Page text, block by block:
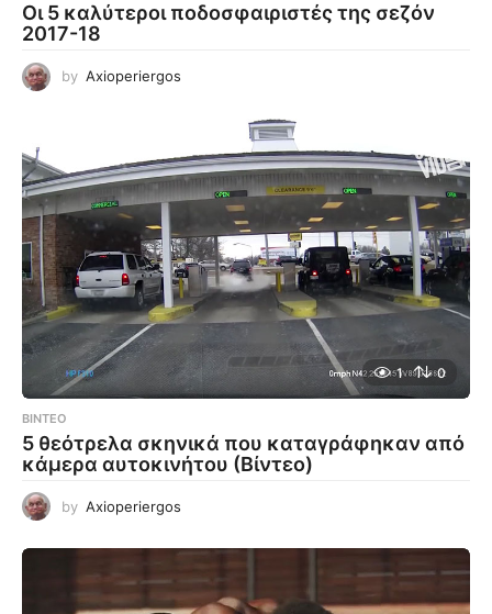
Οι 5 καλύτεροι ποδοσφαιριστές της σεζόν
2017-18
by Axioperiergos
1 0
ΒΊΝΤΕΟ
5 θεότρελα σκηνικά που καταγράφηκαν από
κάμερα αυτοκινήτου (Βίντεο)
by Axioperiergos